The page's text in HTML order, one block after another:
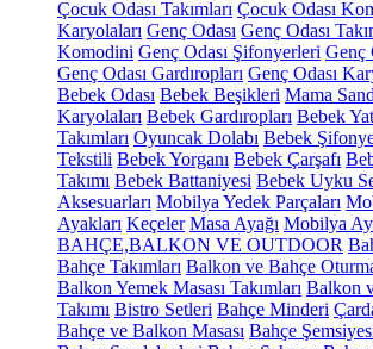
Çocuk Odası Takımları Çocuk Odası
Karyolaları Genç Odası Genç Odası
Komodini Genç Odası Şifonyerleri Genç
Genç Odası Gardıropları Genç Odası
Bebek Odası Bebek Beşikleri Mama
Karyolaları Bebek Gardıropları Bebek
Takımları Oyuncak Dolabı Bebek
Tekstili Bebek Yorganı Bebek Çarşafı
Takımı Bebek Battaniyesi Bebek Uyku
Aksesuarları Mobilya Yedek Parçaları
Ayakları Keçeler Masa Ayağı Mobilya
BAHÇE,BALKON VE OUTDOOR
Bahçe Takımları Balkon ve Bahçe
Balkon Yemek Masası Takımları Balkon
Takımı Bistro Setleri Bahçe Minderi
Bahçe ve Balkon Masası Bahçe